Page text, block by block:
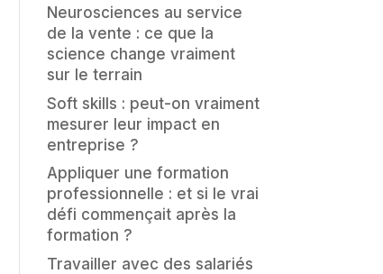
Neurosciences au service
de la vente : ce que la
science change vraiment
sur le terrain
Soft skills : peut-on vraiment
mesurer leur impact en
entreprise ?
Appliquer une formation
professionnelle : et si le vrai
défi commençait après la
formation ?
Travailler avec des salariés